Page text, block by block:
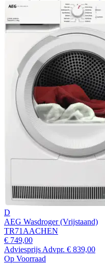
D
AEG Wasdroger (Vrijstaand)
TR71AACHEN
€ 749,00
Adviesprijs Advpr. € 839,00
Op Voorraad